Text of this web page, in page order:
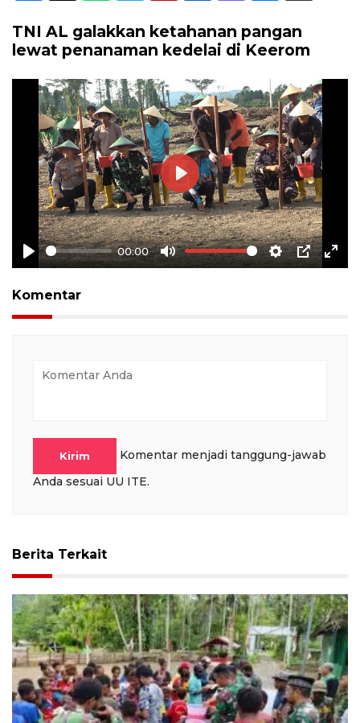
TNI AL galakkan ketahanan pangan
lewat penanaman kedelai di Keerom
Play
00:00
Mute Settings
PIP
Play
Komentar
Kirim
Komentar menjadi tanggung-jawab
Anda sesuai UU ITE.
Berita Terkait